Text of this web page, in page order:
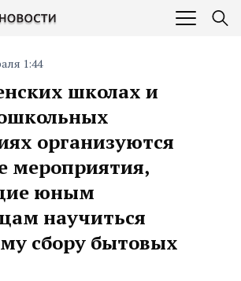
школах и
организуются
мероприятия,
юным
научиться
сбору бытовых
1:44